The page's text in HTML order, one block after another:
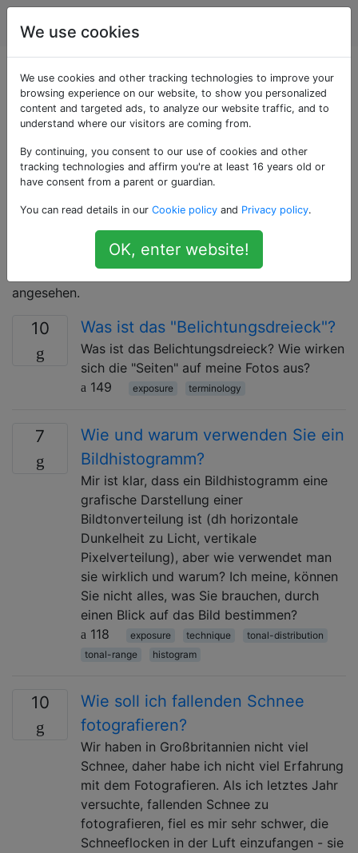
Fotografie
Als «exposure»
getaggte Fragen
Die Belichtung ist die Gesamtmenge an Licht, die
während der Aufnahme eines Fotos auf einen Sensor
Belichtungszeit (Verschlusszeit) und die eingelassene
Lichtmenge (Objektivblende) bestimmt. Heutzutage
wird die Sensor- / Filmempfindlichkeit (ISO-
Empfindlichkeit) häufig auch als Teil der Belichtung
angesehen.
10 Was ist das "Belichtungsdreieck"?
Was ist das Belichtungsdreieck? Wie wirken
sich die "Seiten" auf meine Fotos aus?
149
exposure terminology
7
Wie und warum verwenden Sie ein
Bildhistogramm?
Mir ist klar, dass ein Bildhistogramm eine
grafische Darstellung einer
Bildtonverteilung ist (dh horizontale
Dunkelheit zu Licht, vertikale
Pixelverteilung), aber wie verwendet man
sie wirklich und warum? Ich meine, können
Sie nicht alles, was Sie brauchen, durch
einen Blick auf das Bild bestimmen?
118
exposure technique
tonal-distribution
tonal-range
histogram
10
Wie soll ich fallenden Schnee
fotografieren?
Wir haben in Großbritannien nicht viel
Schnee, daher habe ich nicht viel Erfahrung
mit dem Fotografieren. Als ich letztes Jahr
versuchte, fallenden Schnee zu
fotografieren, fiel es mir sehr schwer, die
Schneeflocken in der Luft einzufangen - sie
We use cookies
We use cookies and other tracking technologies to improve your
browsing experience on our website, to show you personalized
content and targeted ads, to analyze our website traffic, and to
understand where our visitors are coming from.
By continuing, you consent to our use of cookies and other
tracking technologies and affirm you're at least 16 years old or
have consent from a parent or guardian.
You can read details in our Cookie policy and Privacy policy.
OK, enter website!